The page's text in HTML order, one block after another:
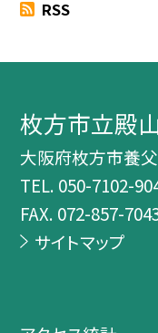
RSS
枚方市立殿
大阪府枚方市養
TEL. 050-7102-
FAX. 072-857-
サイトマップ